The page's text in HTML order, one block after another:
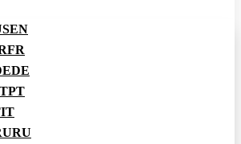
EN
FR
DE
PT
IT
RU